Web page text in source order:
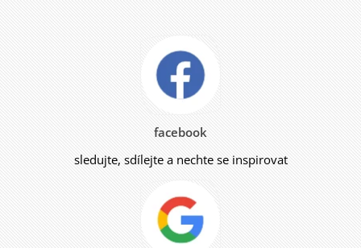
facebook
sledujte, sdílejte a nechte se inspirovat